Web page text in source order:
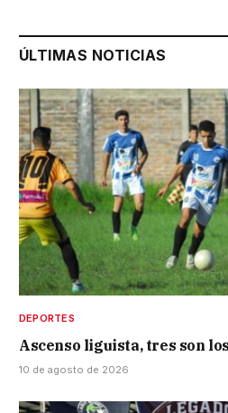
ÚLTIMAS NOTICIAS
DEPORTES
Ascenso liguista, tres son
10 de agosto de 2026